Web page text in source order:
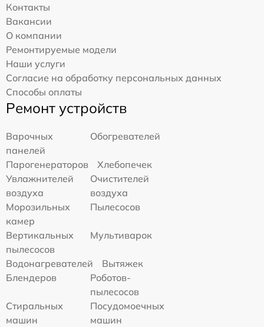
Контакты
Вакансии
О компании
Ремонтируемые модели
Наши услуги
Согласие на обработку персональных данных
Способы оплаты
Ремонт устройств
Варочных
панелей
Обогревателей
Парогенераторов
Хлебопечек
Увлажнителей
воздуха
Очистителей
воздуха
Морозильных
камер
Пылесосов
Вертикальных
пылесосов
Мультиварок
Водонагревателей
Вытяжек
Блендеров
Роботов-
пылесосов
Стиральных
машин
Посудомоечных
машин